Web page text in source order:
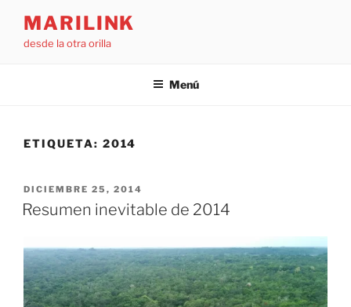
contenido
MARILINK
desde la otra orilla
Menú
ETIQUETA: 2014
PUBLICADO
EL
DICIEMBRE 25, 2014
Resumen inevitable de 2014